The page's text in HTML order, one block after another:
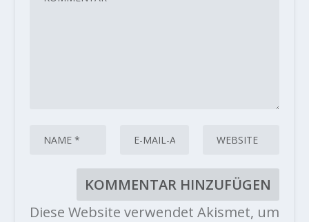
Diese Website verwendet Akismet, um